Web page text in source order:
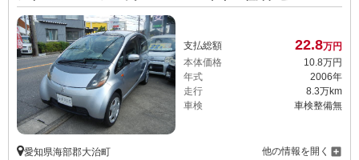
支払総額 22.8万円
本体価格
10. 8万円
年式
2006年
走行
8.3万km
車検
車検整備無
愛知県海部郡大治町 他の情報を開く